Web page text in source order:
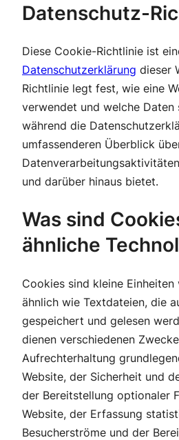
Datenschutz-
Diese Cookie-Richtlinie ist
Datenschutzerklärung dieser
Richtlinie legt fest, wie eine
verwendet und welche Daten
während die
umfassenderen Überblick
und darüber hinaus bietet.
Was sind
ähnliche
Cookies sind kleine
ähnlich wie Textdateien, die
gespeichert und gelesen
dienen verschiedenen
Aufrechterhaltung
Website, der Sicherheit und
der Bereitstellung optionaler
Website, der Erfassung
Besucherströme und der